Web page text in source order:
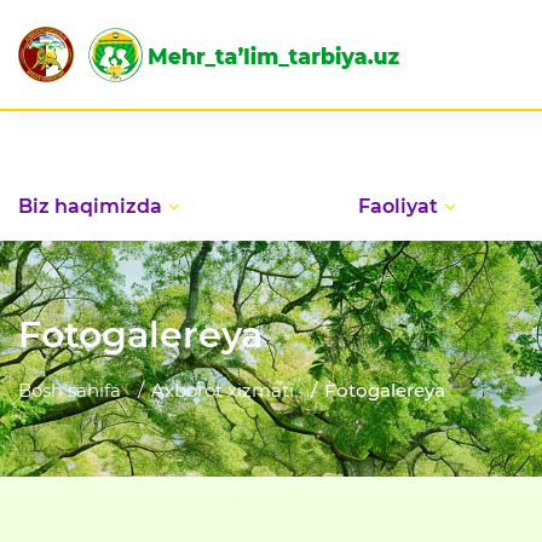
Biz haqimizda Faoliyat
Fotogalereya
Bosh sahifa Axborot xizmati Fotogalereya